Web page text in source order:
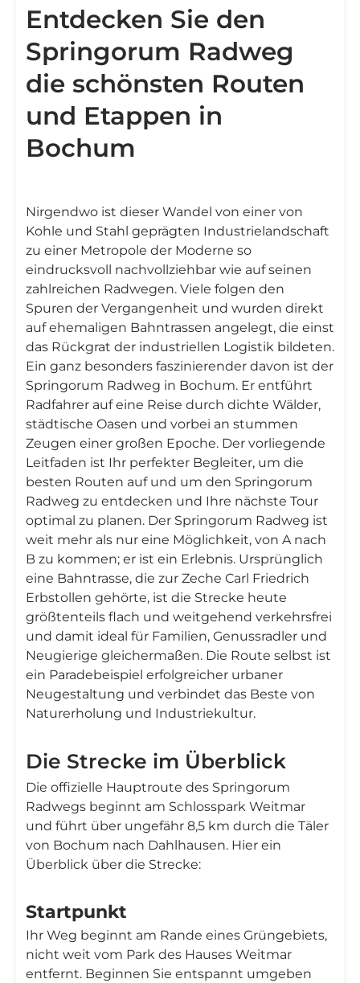
Entdecken Sie den
Springorum Radweg
die schönsten Routen
und Etappen in
Bochum
Nirgendwo ist dieser Wandel von einer von
Kohle und Stahl geprägten Industrielandschaft
zu einer Metropole der Moderne so
eindrucksvoll nachvollziehbar wie auf seinen
zahlreichen Radwegen. Viele folgen den
Spuren der Vergangenheit und wurden direkt
auf ehemaligen Bahntrassen angelegt, die einst
das Rückgrat der industriellen Logistik bildeten.
Ein ganz besonders faszinierender davon ist der
Springorum Radweg in Bochum. Er entführt
Radfahrer auf eine Reise durch dichte Wälder,
städtische Oasen und vorbei an stummen
Zeugen einer großen Epoche. Der vorliegende
Leitfaden ist Ihr perfekter Begleiter, um die
besten Routen auf und um den Springorum
Radweg zu entdecken und Ihre nächste Tour
optimal zu planen. Der Springorum Radweg ist
weit mehr als nur eine Möglichkeit, von A nach
B zu kommen; er ist ein Erlebnis. Ursprünglich
eine Bahntrasse, die zur Zeche Carl Friedrich
Erbstollen gehörte, ist die Strecke heute
größtenteils flach und weitgehend verkehrsfrei
und damit ideal für Familien, Genussradler und
Neugierige gleichermaßen. Die Route selbst ist
ein Paradebeispiel erfolgreicher urbaner
Neugestaltung und verbindet das Beste von
Naturerholung und Industriekultur.
Die Strecke im Überblick
Die offizielle Hauptroute des Springorum
Radwegs beginnt am Schlosspark Weitmar
und führt über ungefähr 8,5 km durch die Täler
von Bochum nach Dahlhausen. Hier ein
Überblick über die Strecke:
Startpunkt
Ihr Weg beginnt am Rande eines Grüngebiets,
nicht weit vom Park des Hauses Weitmar
entfernt. Beginnen Sie entspannt umgeben